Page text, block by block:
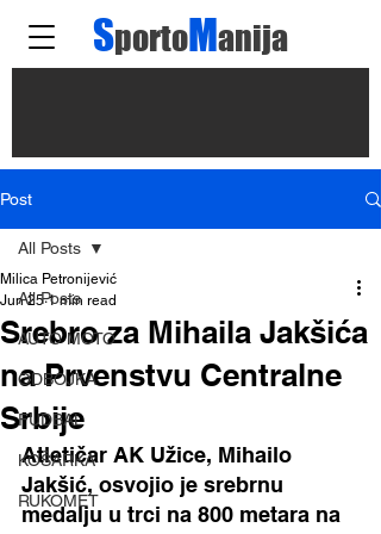
SportoManija
Post
All Posts
AUTO MOTO
ODBOJKA
FUDBAL
KOŠARKA
RUKOMET
All Posts
Srebro za Mihaila Jakšića
na Prvenstvu Centralne
Srbije
Milica Petronijević
Jun 25 1 min read
Atletičar AK Užice, Mihailo
Jakšić, osvojio je srebrnu
medalju u trci na 800 metara na